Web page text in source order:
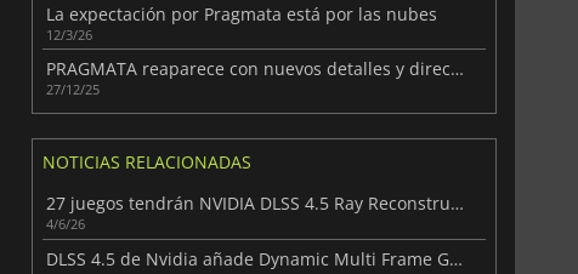
La expectación por Pragmata está por las nubes
12/3/26
PRAGMATA reaparece con nuevos detalles y dirección
27/12/25
NOTICIAS RELACIONADAS
27 juegos tendrán NVIDIA DLSS 4.5 Ray Reconstruction en agosto
4/6/26
DLSS 4.5 de Nvidia añade Dynamic Multi Frame Generation